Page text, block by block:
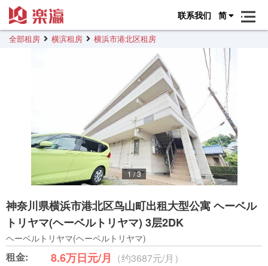
联系我们 简
全部租房 横滨租房 横浜市港北区租房
1/3
神奈川県横浜市港北区鸟山町出租大型公寓 ヘーベル
トリヤマ(ヘーベルトリヤマ) 3层2DK
ヘーベルトリヤマ(ヘーベルトリヤマ)
租金: 8.6万日元/月 （约3687元/月）